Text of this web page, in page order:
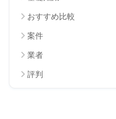
おすすめ比較
案件
業者
評判